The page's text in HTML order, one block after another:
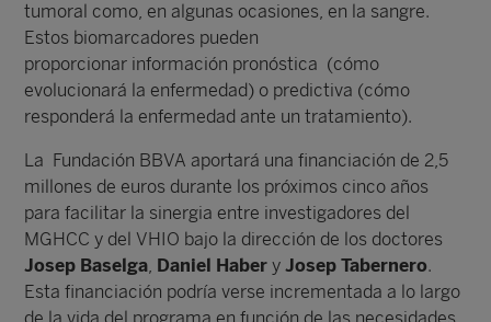
tumoral como, en algunas ocasiones, en la sangre.
Estos biomarcadores pueden
proporcionar información pronóstica (cómo
evolucionará la enfermedad) o predictiva (cómo
responderá la enfermedad ante un tratamiento).
La Fundación BBVA aportará una financiación de 2,5
millones de euros durante los próximos cinco años
para facilitar la sinergia entre investigadores del
MGHCC y del VHIO bajo la dirección de los doctores
Josep Baselga, Daniel Haber yJosep Tabernero.
Esta financiación podría verse incrementada a lo largo